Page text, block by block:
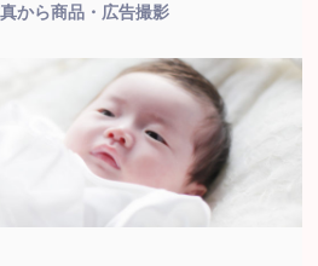
から商品・広告撮影